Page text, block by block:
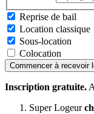
Reprise de bail
Location classique
Sous-location
Colocation
Commencer à recevoir
Inscription gratuite.
Super Logeur